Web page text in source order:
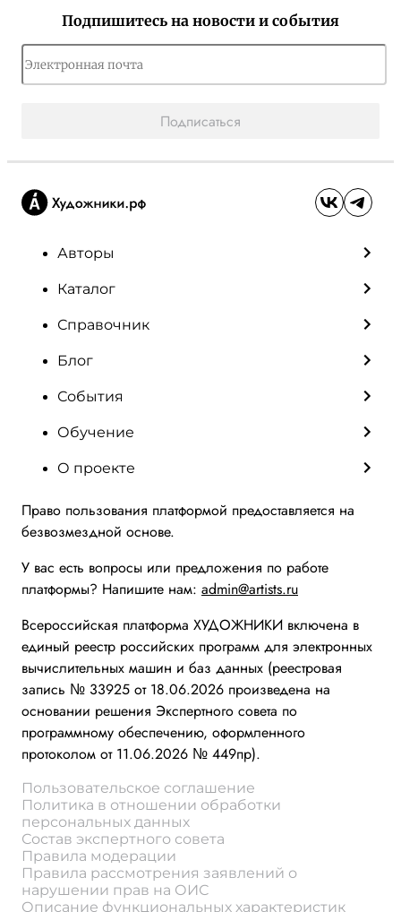
Подпишитесь на новости и события
Подписаться
Авторы
Каталог
Справочник
Блог
События
Обучение
О проекте
Право пользования платформой предоставляется на
безвозмездной основе.
У вас есть вопросы или предложения по работе
платформы? Напишите нам: admin@artists.ru
Всероссийская платформа ХУДОЖНИКИ включена в
единый реестр российских программ для электронных
вычислительных машин и баз данных (реестровая
запись № 33925 от 18.06.2026 произведена на
основании решения Экспертного совета по
программному обеспечению, оформленного
протоколом от 11.06.2026 № 449пр).
Пользовательское соглашение
Политика в отношении обработки
персональных данных
Состав экспертного совета
Правила модерации
Правила рассмотрения заявлений о
нарушении прав на ОИС
Описание функциональных характеристик